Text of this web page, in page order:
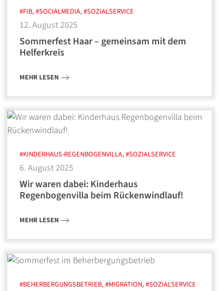
#FIB, #SOCIALMEDIA, #SOZIALSERVICE
12. August 2025
Sommerfest Haar – gemeinsam mit dem
Helferkreis
MEHR LESEN
#KINDERHAUS-REGENBOGENVILLA, #SOZIALSERVICE
6. August 2025
Wir waren dabei: Kinderhaus
Regenbogenvilla beim Rückenwindlauf!
MEHR LESEN
#BEHERBERGUNGSBETRIEB, #MIGRATION, #SOZIALSERVICE